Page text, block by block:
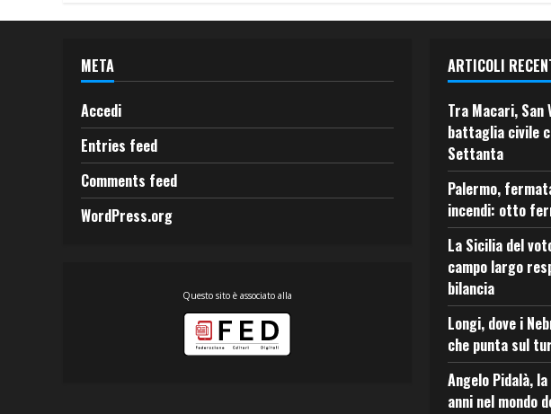
META
Accedi
Entries feed
Comments feed
WordPress.org
Questo sito è associato alla
ARTICOLI
Tra Macari,
battaglia civile
Settanta
Palermo,
incendi: otto
La Sicilia del
campo largo
bilancia
Longi, dove i
che punta sul
Angelo Pidalà,
anni nel mondo